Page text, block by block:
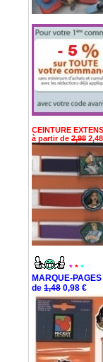
CEINTURE
à partir de 2,98
* * *
MARQUE-PAGES
de 1,48 0,98 €